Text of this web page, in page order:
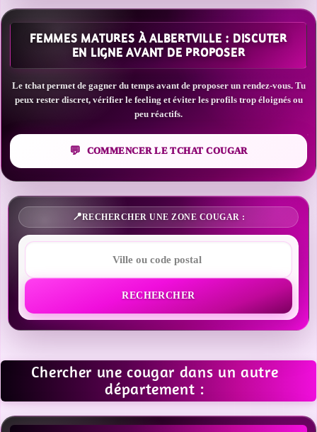
FEMMES MATURES À ALBERTVILLE : DISCUTER
EN LIGNE AVANT DE PROPOSER
Le tchat permet de gagner du temps avant de proposer un rendez-vous. Tu
peux rester discret, vérifier le feeling et éviter les profils trop éloignés ou
peu réactifs.
COMMENCER LE TCHAT COUGAR
RECHERCHER UNE ZONE COUGAR :
RECHERCHER
Chercher une cougar dans un autre
département :